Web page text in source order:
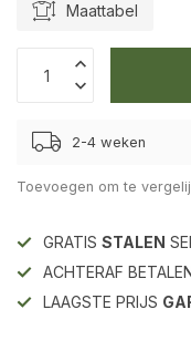
Maattabel
2-4 weken
Toevoegen om te
GRATIS STALEN
ACHTERAF
LAAGSTE PRIJS